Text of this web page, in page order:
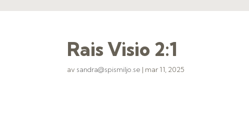
Rais Visio 2:1
av sandra@spismiljo.se | mar 11, 2025